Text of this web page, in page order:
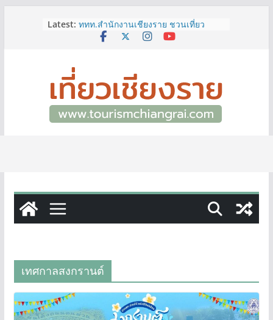
Latest: ผู้ว่าฯ เชียงราย เยี่ยมชม “ป๊ะกาด Vol.2”
ยกระดับตลาดสด 100 ปี สู่พิพิธภัณฑ์
ททท.สำนักงานเชียงราย ชวนเที่ยว
เชียงรายหน้าฝน ให้ชุ่มฉ่ำหัวใจไปกับ
“Feel All the Feelings” เที่ยวให้สนุก
เก็บแสตมป์ครบ แล้วรับของที่ระลึกสุด
พิเศษ! ทันที
12–16 ส.ค.นี้ เตรียมพบกับมหกรรมสุด
ยิ่งใหญ่แห่งปี “อุตสาหกรรมแฟร์ ล้านนา
เทศกาลสงกรานต์